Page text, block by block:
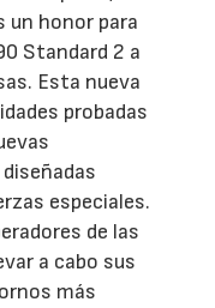
un honor para
Standard 2 a
Esta nueva
probadas
especiales.
de las
a cabo sus
más